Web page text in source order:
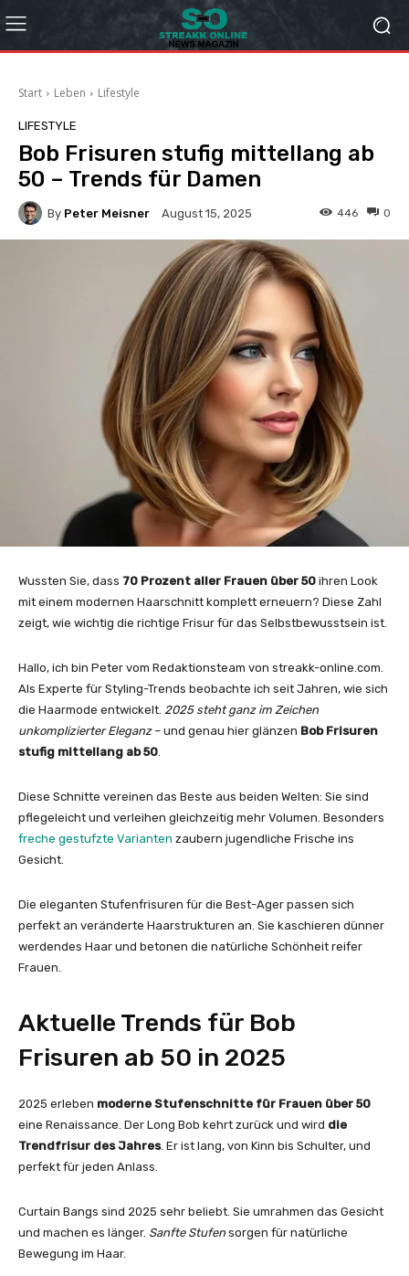
Start Leben Lifestyle
LIFESTYLE
Bob Frisuren stufig mittellang ab
50 – Trends für Damen
By Peter Meisner August 15, 2025 0
446
Wussten Sie, dass 70 Prozent aller Frauen über 50 ihren Look
mit einem modernen Haarschnitt komplett erneuern? Diese Zahl
zeigt, wie wichtig die richtige Frisur für das Selbstbewusstsein ist.
Hallo, ich bin Peter vom Redaktionsteam von streakk-online.com.
Als Experte für Styling-Trends beobachte ich seit Jahren, wie sich
die Haarmode entwickelt. 2025 steht ganz im Zeichen
unkomplizierter Eleganz– und genau hier glänzen Bob Frisuren
stufig mittellang ab 50.
Diese Schnitte vereinen das Beste aus beiden Welten: Sie sind
pflegeleicht und verleihen gleichzeitig mehr Volumen. Besonders
freche gestufzte Varianten zaubern jugendliche Frische ins
Gesicht.
Die eleganten Stufenfrisuren für die Best-Ager passen sich
perfekt an veränderte Haarstrukturen an. Sie kaschieren dünner
werdendes Haar und betonen die natürliche Schönheit reifer
Frauen.
Aktuelle Trends für Bob
Frisuren ab 50 in 2025
2025 erleben moderne Stufenschnitte für Frauen über 50
eine Renaissance. Der Long Bob kehrt zurück und wird die
Trendfrisur des Jahres. Er ist lang, von Kinn bis Schulter, und
perfekt für jeden Anlass.
Curtain Bangs sind 2025 sehr beliebt. Sie umrahmen das Gesicht
und machen es länger. Sanfte Stufen sorgen für natürliche
Bewegung im Haar.